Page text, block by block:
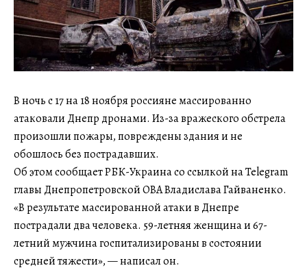
В ночь с 17 на 18 ноября россияне массированно
атаковали Днепр дронами. Из-за вражеского обстрела
произошли пожары, повреждены здания и не
обошлось без пострадавших.
Об этом сообщает РБК-Украина со ссылкой на Telegram
главы Днепропетровской ОВА Владислава Гайваненко.
«В результате массированной атаки в Днепре
пострадали два человека. 59-летняя женщина и 67-
летний мужчина госпитализированы в состоянии
средней тяжести», — написал он.